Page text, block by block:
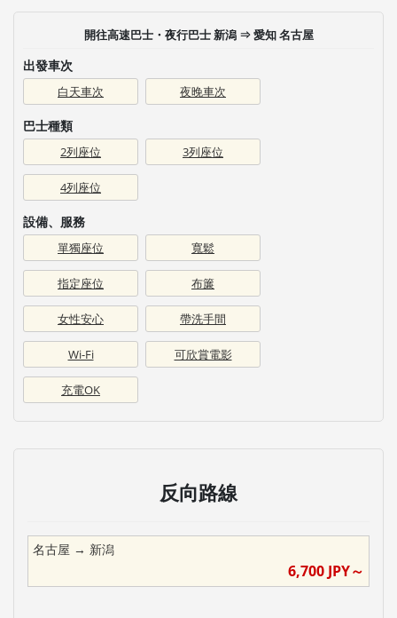
開往高速巴士・夜行巴士 新潟 ⇒ 愛知 名古屋
出發車次
白天車次 夜晚車次
巴士種類
2列座位 3列座位
4列座位
設備、服務
單獨座位 寬鬆
指定座位 布簾
女性安心 帶洗手間
Wi-Fi 可欣賞電影
充電OK
反向路線
名古屋 → 新潟
6,700 JPY～